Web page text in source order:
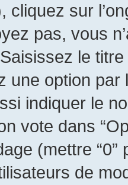
cliquez sur
pas, vous
le
une option
indiquer le
vote dans
(mettre
de